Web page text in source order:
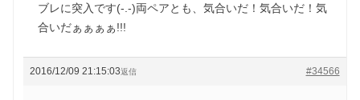
ブレに突入です(-.-)両ペアとも、気合いだ！気合いだ！気
合いだぁぁぁぁ!!!
2016/12/09 21:15:03 #34566
返信